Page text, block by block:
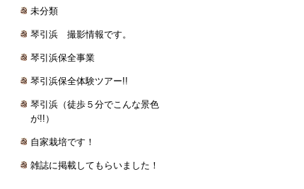
未分類
琴引浜 撮影情報です。
琴引浜保全事業
琴引浜保全体験ツアー!!
琴引浜（徒歩５分でこんな景色
が!!）
自家栽培です！
雑誌に掲載してもらいました！